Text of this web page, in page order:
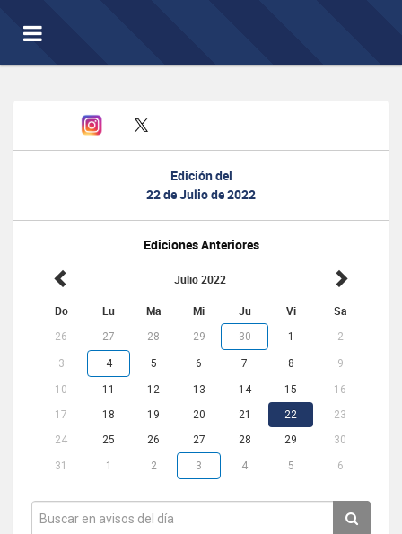
Toggle
navigation
Edición del
22 de Julio de 2022
Ediciones Anteriores
Julio 2022
Do Lu Ma Mi Ju Vi Sa
26 27 28 29 30 1 2
3 4 5 6 7 8 9
10 11 12 13 14 15
16
17
18 19 20 21 22
23
24
25 26 27 28 29 30
31 1 2 3 4 5 6